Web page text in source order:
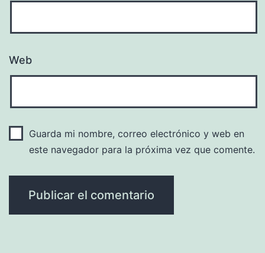
Web
Guarda mi nombre, correo electrónico y web en
este navegador para la próxima vez que comente.